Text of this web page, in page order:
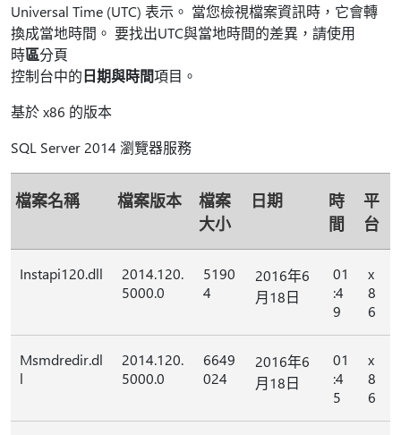
Universal Time (UTC) 表示。 當您檢視檔案資訊時，它會轉
換成當地時間。 要找出UTC與當地時間的差異，請使用
時區分頁
控制台中的日期與時間項目。
基於 x86 的版本
SQL Server 2014 瀏覽器服務
檔案名稱 檔案版本
檔案
大小
日期
時
間
平
台
Instapi120.dll
2014.120.
5000.0
5190
4
2016年6
月18日
01
:4
9
x
8
6
Msmdredir.dl
l
2014.120.
5000.0
6649
024
2016年6
月18日
01
:4
5
x
8
6